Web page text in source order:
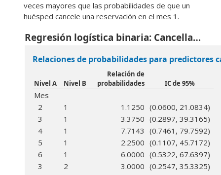
veces mayores que las probabilidades de que un
huésped cancele una reservación en el mes 1.
Regresión logística binaria: Cancellation vs. Mes
Relaciones de probabilidades para predictores
Nivel A Nivel B
Relación de
probabilidades
IC de 95%
Mes
2
1 1.1250 (0.0600, 21.0834)
3
1 3.3750 (0.2897, 39.3165)
4
1 7.7143 (0.7461, 79.7592)
5
1 2.2500 (0.1107, 45.7172)
6
1 6.0000 (0.5322, 67.6397)
3
2 3.0000 (0.2547, 35.3325)